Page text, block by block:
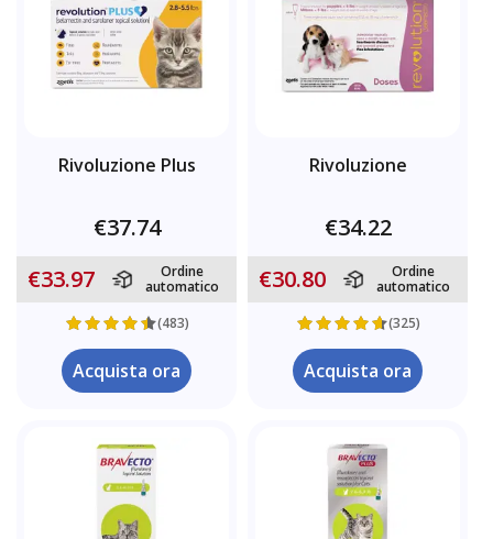
Rivoluzione Plus
€37.74
€33.97
Ordine
automatico
(483)
Acquista ora
Rivoluzione
€34.22
€30.80
Ordine
automatico
(325)
Acquista ora